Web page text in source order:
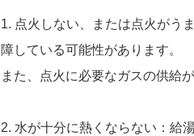
1. 点火しない、または点火がう
障している可能性があります。
また、点火に必要なガスの供給
2. 水が十分に熱くならない：給